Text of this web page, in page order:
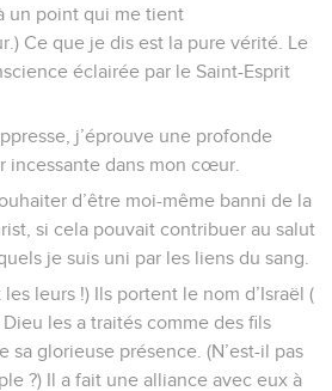
un point qui me tient
Ce que je dis est la pure vérité. Le
éclairée par le Saint-Esprit
j’éprouve une profonde
incessante dans mon cœur.
d’être moi-même banni de la
si cela pouvait contribuer au salut
je suis uni par les liens du sang.
leurs !) Ils portent le nom d’Israël (
les a traités comme des fils
sa glorieuse présence. (N’est-il pas
?) Il a fait une alliance avec eux à